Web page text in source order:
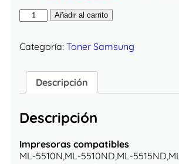
Añadir al carrito
Categoría: Toner Samsung
Descripción
Descripción
Impresoras compatibles
ML-5510N,ML-5510ND,ML-